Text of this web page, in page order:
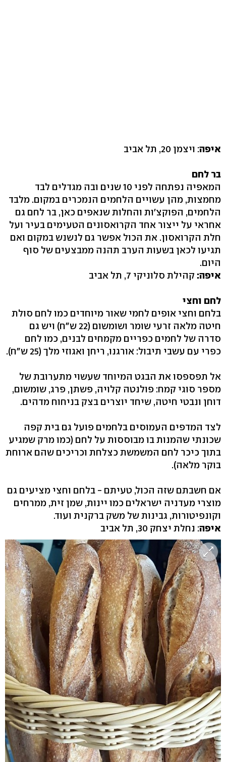
איפה: ויצמן 20, תל אביב
בר לחם
המאפיה נפתחה לפני 10 שנים ובה מגדלים לבד
מחמצות, מהן עשויים הלחמים הנמכרים במקום. מלבד
הלחמים, הפוקצ׳ות והחלות שנאפים כאן, בר לחם גם
אחראי על ייצור אחד הקרואסונים הטעימים בעיר ועל
חלת הקרואסון. את הכול אפשר גם לנשנש במקום ואם
תגיעו לכאן בשעות הערב תהנה ממבצעים של סוף
היום.
איפה: קהילת סלוניקי 7, תל אביב
לחם וחצי
בלחם וחצי אופים לחמי שאור מיוחדים כמו לחם סולת
חיטה מלאה זרעי שומר ושומשום (22 ש"ח) ויש גם
סדרה של לחמים כפריים מקמחים לבנים, כמו לחם
כפרי עם עשבי תיבול: אורגנו, ריחן ואגוזי מלך (25 ש"ח).
אל תפספסו את הבגט המיוחד שעשוי מתערובת של
מספר סוגי קמח: פולנטה קלויה, פשתן, פרג, שומשום,
דוחן ונבטי חיטה, שיחד יוצרים בצק בניחוח מדהים.
לצד המדפים העמוסים בלחמים פועל גם בית קפה
שכונתי שהמנות בו מבוססות על לחם (כמו מרק שמגיע
בתוך כיכר לחם המשמשת כצלחת וכריכים שהם ארוחת
בוקר מלאה).
אם חשבתם שזה הכול, טעיתם - בלחם וחצי מציעים גם
מוצרי מעדניה ישראלים כמו יינות, שמן זית, ממרחים
וקונפיטורות, גבינות של משק ברקנית ועוד.
איפה: נחלת יצחק 30, תל אביב